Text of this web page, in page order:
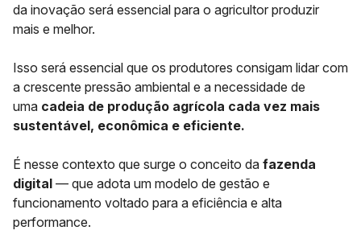
da inovação será essencial para o agricultor produzir
mais e melhor.
Isso será essencial que os produtores consigam lidar com
a crescente pressão ambiental e a necessidade de
uma cadeia de produção agrícola cada vez mais
sustentável, econômica e eficiente.
É nesse contexto que surge o conceito da fazenda
digital — que adota um modelo de gestão e
funcionamento voltado para a eficiência e alta
performance.